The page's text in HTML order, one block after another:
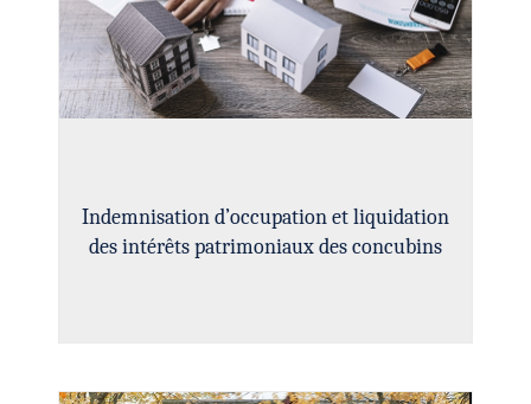
Indemnisation d’occupation et liquidation
des intérêts patrimoniaux des concubins